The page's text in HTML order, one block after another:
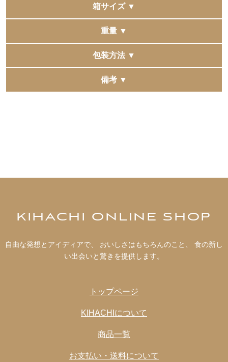
「ラ・フランス（果汁100%）」
西洋なし（国産ラ・フランス）／酸化防止剤（ビタミン
C）
「もも（果汁50％）」
もも（国産）、砂糖／酸化防止剤（ビタミンC)、クエン
酸
箱サイズ ▼
重量 ▼
包装方法 ▼
包装、手提袋、掛け紙（のし）のご用意はございませ
ん。
備考 ▼
KIHACHI ONLINE SHOP
自由な発想とアイディアで、 おいしさはもちろんのこと、 食の新し
い出会いと驚きを提供します。
トップページ
KIHACHIについて
商品一覧
お支払い・送料について